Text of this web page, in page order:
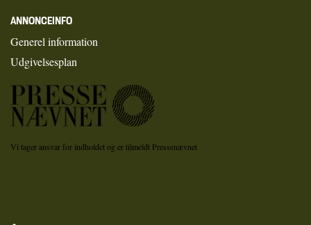
ANNONCEINFO
Generel information
Udgivelsesplan
Vi tager ansvar for indholdet og er tilmeldt Pressenævnet